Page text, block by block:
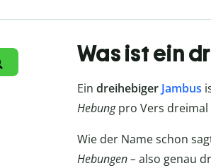
Was ist ein
Ein dreihebiger Jambus
Hebungpro Vers dreimal
Wie der Name schon
Hebungen – also genau